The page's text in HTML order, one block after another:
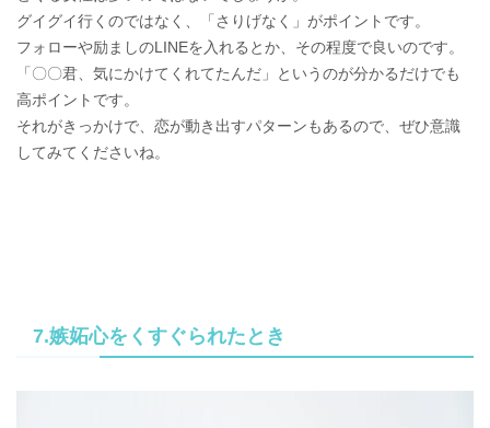
グイグイ行くのではなく、「さりげなく」がポイントです。
フォローや励ましのLINEを入れるとか、その程度で良いのです。
「〇〇君、気にかけてくれてたんだ」というのが分かるだけでも
高ポイントです。
それがきっかけで、恋が動き出すパターンもあるので、ぜひ意識
してみてくださいね。
7.嫉妬心をくすぐられたとき